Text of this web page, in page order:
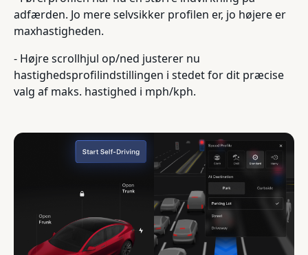
adfærden. Jo mere selvsikker profilen er, jo højere er
maxhastigheden.
- Højre scrollhjul op/ned justerer nu
hastighedsprofilindstillingen i stedet for dit præcise
valg af maks. hastighed i mph/kph.